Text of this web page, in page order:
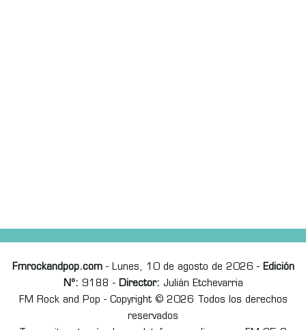
Fmrockandpop.com- Lunes, 10 de agosto de 2026 - Edición
Nº: 9188 - Director: Julián Etchevarria
FM Rock and Pop - Copyright © 2026 Todos los derechos
reservados